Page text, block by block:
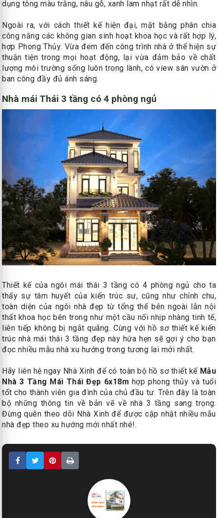
dụng tông màu trắng, nâu gỗ, xanh lam nhạt rất dễ nhìn.
Ngoài ra, với cách thiết kế hiện đại, mặt bằng phân chia
công năng các không gian sinh hoạt khoa học và rất hợp lý,
hợp Phong Thủy. Vừa đem đến công trình nhà ở thể hiện sự
thuận tiện trong mọi hoạt động, lại vừa đảm bảo về chất
lượng môi trường sống luôn trong lành, có view sân vườn ở
ban công đầy đủ ánh sáng.
Nhà mái Thái 3 tầng có 4 phòng ngủ
Thiết kế của ngôi mái thái 3 tầng có 4 phòng ngủ cho ta
thấy sự tâm huyết của kiến trúc sư, cũng như chỉnh chu,
toàn diện của ngôi nhà đẹp từ tổng thể bên ngoài lẫn nội
thất khoa học bên trong như một cầu nối nhịp nhàng tinh tế,
liên tiếp không bị ngắt quãng. Cùng với hồ sơ thiết kế kiến
trúc nhà mái thái 3 tầng đẹp này hứa hẹn sẽ gợi ý cho bạn
đọc nhiều mẫu nhà xu hướng trong tương lai mới nhất.
Hãy liên hệ ngay Nhà Xinh để có toàn bộ hồ sơ thiết kế Mẫu
Nhà 3 Tầng Mái Thái Đẹp 6x18m hợp phong thủy và tuổi
tốt cho thành viên gia đình của chủ đầu tư. Trên đây là toàn
bộ những thông tin về bản vẽ về nhà 3 tầng sang trọng.
Đừng quên theo dõi Nhà Xinh để được cập nhật nhiều mẫu
nhà đẹp theo xu hướng mới nhất nhé!.